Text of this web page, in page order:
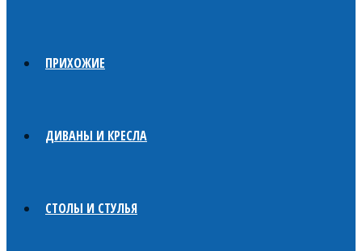
ПРИХОЖИЕ
ДИВАНЫ И КРЕСЛА
СТОЛЫ И СТУЛЬЯ